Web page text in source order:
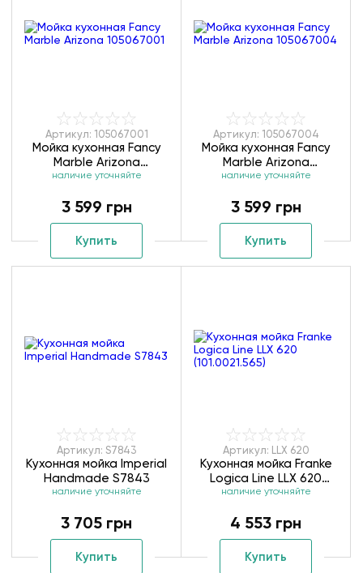
Артикул: 105067001
Мойка кухонная Fancy
Marble Arizona
105067001
наличие уточняйте
3 599 грн
Купить
Артикул: 105067004
Мойка кухонная Fancy
Marble Arizona
105067004
наличие уточняйте
3 599 грн
Купить
Артикул: S7843
Кухонная мойка Imperial
Handmade S7843
наличие уточняйте
3 705 грн
Купить
Артикул: LLX 620
Кухонная мойка Franke
Logica Line LLX 620
(101.0021.565)
наличие уточняйте
4 553 грн
Купить